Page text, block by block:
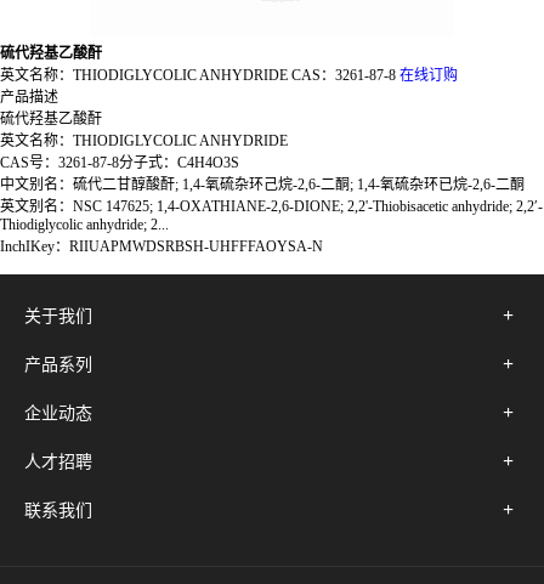
硫代羟基乙酸酐
英文名称： THIODIGLYCOLIC ANHYDRIDE CAS： 3261-87-8 在线订购
产品描述
硫代羟基乙酸酐
英文名称：THIODIGLYCOLIC ANHYDRIDE
CAS号：3261-87-8分子式：C4H4O3S
中文别名：硫代二甘醇酸酐; 1,4-氧硫杂环己烷-2,6-二酮; 1,4-氧硫杂环已烷-2,6-二酮
英文别名：NSC 147625; 1,4-OXATHIANE-2,6-DIONE; 2,2'-Thiobisacetic anhydride; 2,2′-
Thiodiglycolic anhydride; 2...
InchIKey：RIIUAPMWDSRBSH-UHFFFAOYSA-N
关于我们
产品系列
企业动态
人才招聘
联系我们